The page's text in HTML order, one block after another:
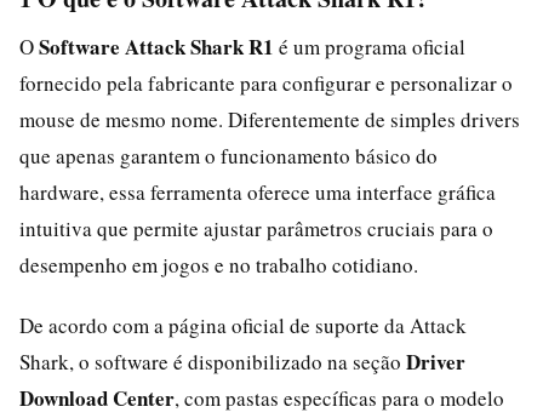
OSoftware Attack Shark R1 é um programa oficial
fornecido pela fabricante para configurar e personalizar o
mouse de mesmo nome. Diferentemente de simples drivers
que apenas garantem o funcionamento básico do
hardware, essa ferramenta oferece uma interface gráfica
intuitiva que permite ajustar parâmetros cruciais para o
desempenho em jogos e no trabalho cotidiano.
De acordo com a página oficial de suporte da Attack
Shark, o software é disponibilizado na seção Driver
Download Center, com pastas específicas para o modelo